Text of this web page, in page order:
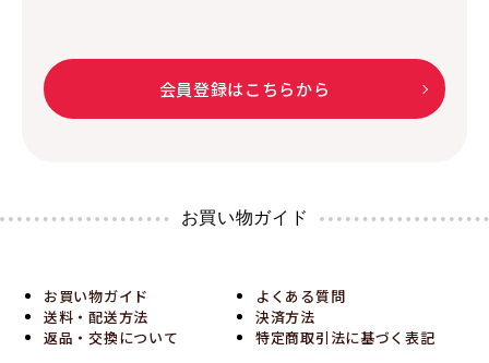
会員登録はこちらから
お買い物ガイド
お買い物ガイド
よくある質問
送料・配送方法
決済方法
返品・交換について
特定商取引法に基づく表記